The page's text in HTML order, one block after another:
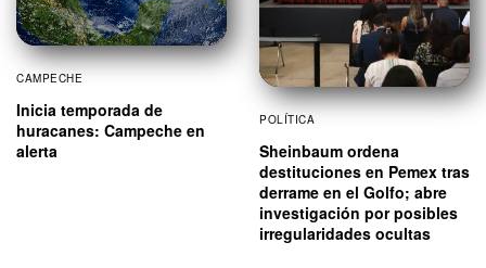
CAMPECHE
Inicia temporada de
huracanes: Campeche en
alerta
POLÍTICA
Sheinbaum ordena
destituciones en Pemex tras
derrame en el Golfo; abre
investigación por posibles
irregularidades ocultas